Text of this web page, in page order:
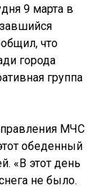
9 марта в
что
города
группа
МЧС
обеденный
«В этот день
не было.